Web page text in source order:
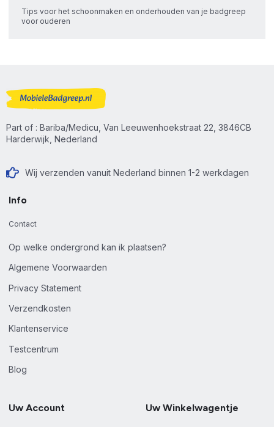
Tips voor het schoonmaken en onderhouden van je badgreep
voor ouderen
Part of : Bariba/Medicu, Van Leeuwenhoekstraat 22, 3846CB
Harderwijk, Nederland
Wij verzenden vanuit Nederland binnen 1-2 werkdagen
Info
Contact
Op welke ondergrond kan ik plaatsen?
Algemene Voorwaarden
Privacy Statement
Verzendkosten
Klantenservice
Testcentrum
Blog
Uw Account Uw Winkelwagentje